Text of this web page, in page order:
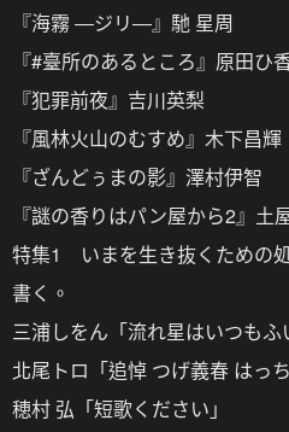
『海霧 ―ジリ―』馳 星周
『#臺所のあるところ』原田ひ
『犯罪前夜』吉川英梨
『風林火山のむすめ』木下昌輝
『ざんどぅまの影』澤村伊智
『謎の香りはパン屋から2』土
特集1 いまを生き抜くための
書く。
三浦しをん「流れ星はいつもふ
北尾トロ「追悼 つげ義春 はっ
穂村 弘「短歌ください」